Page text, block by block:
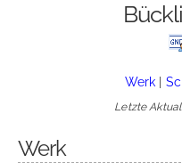
Werk |
Letzte
Werk